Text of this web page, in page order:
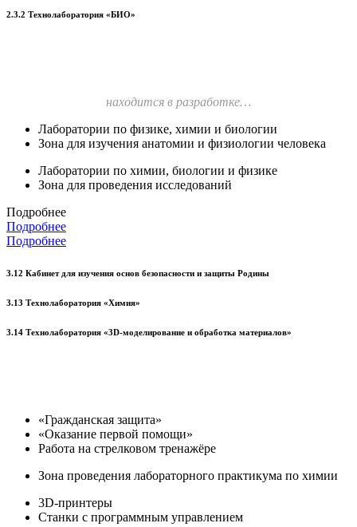
2.3.2 Технолаборатория «БИО»
находится в разработке…
Лаборатории по физике, химии и биологии
Зона для изучения анатомии и физиологии человека
Лаборатории по химии, биологии и физике
Зона для проведения исследований
Подробнее
Подробнее
Подробнее
3.12 Кабинет для изучения основ безопасности и защиты Родины
3.13 Технолаборатория «Химия»
3.14 Технолаборатория «3D-моделирование и обработка материалов»
«Гражданская защита»
«Оказание первой помощи»
Работа на стрелковом тренажёре
Зона проведения лабораторного практикума по химии
3D-принтеры
Станки с программным управлением